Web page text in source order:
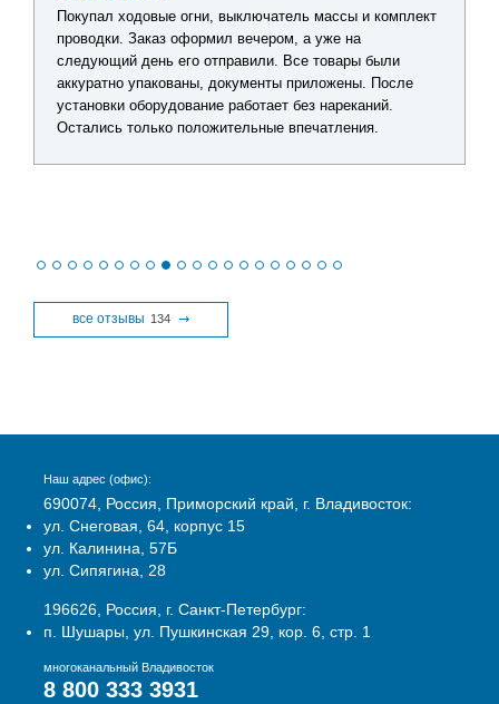
Покупал ходовые огни, выключатель массы и комплект
проводки. Заказ оформил вечером, а уже на
следующий день его отправили. Все товары были
аккуратно упакованы, документы приложены. После
установки оборудование работает без нареканий.
Остались только положительные впечатления.
все отзывы 134
Наш адрес (офис):
690074, Россия, Приморский край, г. Владивосток:
ул. Снеговая, 64, корпус 15
ул. Калинина, 57Б
ул. Сипягина, 28
196626, Россия, г. Санкт-Петербург:
п. Шушары, ул. Пушкинская 29, кор. 6, стр. 1
многоканальный Владивосток
8 800 333 3931